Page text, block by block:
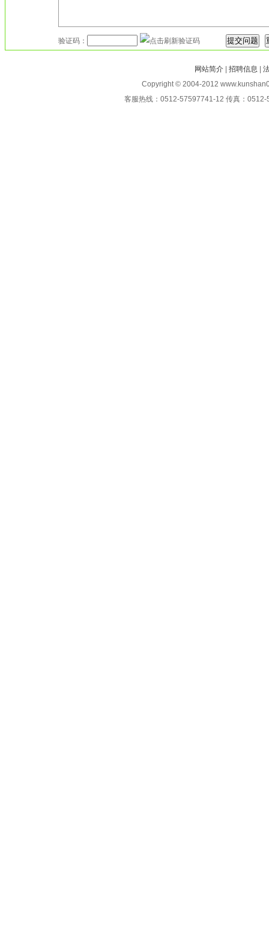
验证码：
网站简介| 招聘信息
Copyright © 2004-2012
客服热线：0512-57597741-12 传真：